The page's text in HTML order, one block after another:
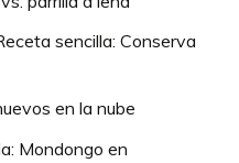
sencilla: Conserva
en la nube
Mondongo en